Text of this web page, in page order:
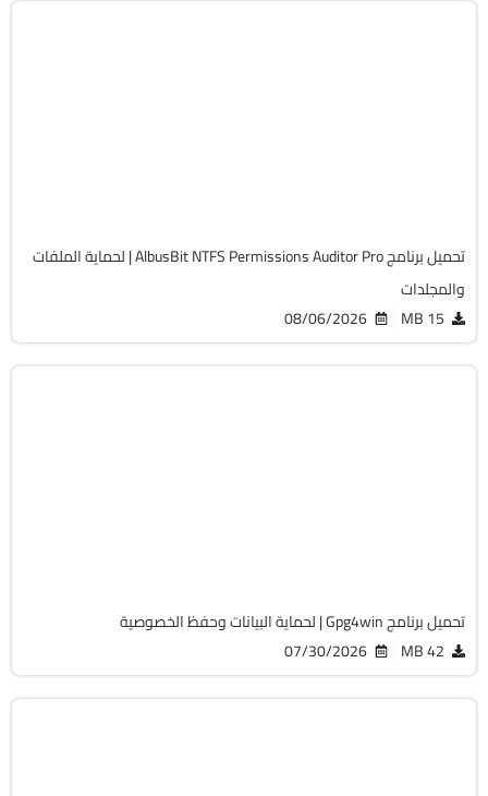
تحميل برنامج AlbusBit NTFS Permissions Auditor Pro | لحماية الملفات
والمجلدات
15 MB
08/06/2026
تحميل برنامج Gpg4win | لحماية البيانات وحفظ الخصوصية
42 MB
07/30/2026